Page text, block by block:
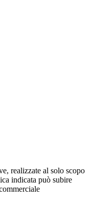
realizzate al solo scopo
indicata può subire